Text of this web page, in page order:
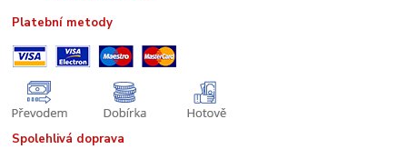
Platební metody
Spolehlivá doprava